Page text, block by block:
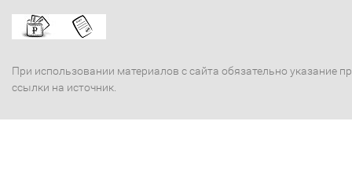
При использовании материалов с сайта обязательно указание
ссылки на источник.